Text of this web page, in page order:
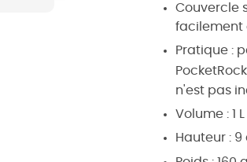
Couvercle
facilement
Pratique :
n'est pas
Volume : 1 L
Hauteur : 9